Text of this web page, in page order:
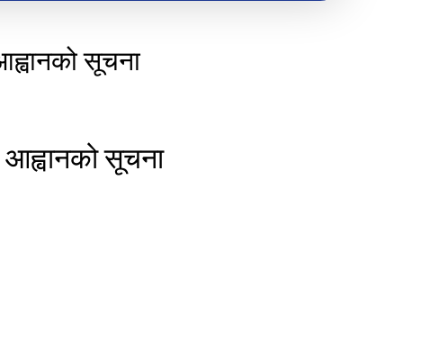
सूचना
आह्वानको सूचना